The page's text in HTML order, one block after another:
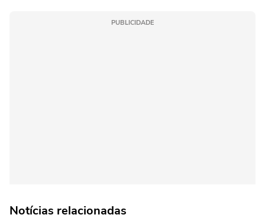
PUBLICIDADE
Notícias relacionadas